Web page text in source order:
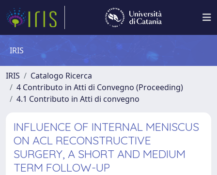
IRIS
IRIS
Catalogo Ricerca
4 Contributo in Atti di Convegno (Proceeding)
4.1 Contributo in Atti di convegno
INFLUENCE OF INTERNAL MENISCUS
ON ACL RECONSTRUCTIVE
SURGERY, A SHORT AND MEDIUM
TERM FOLLOW-UP